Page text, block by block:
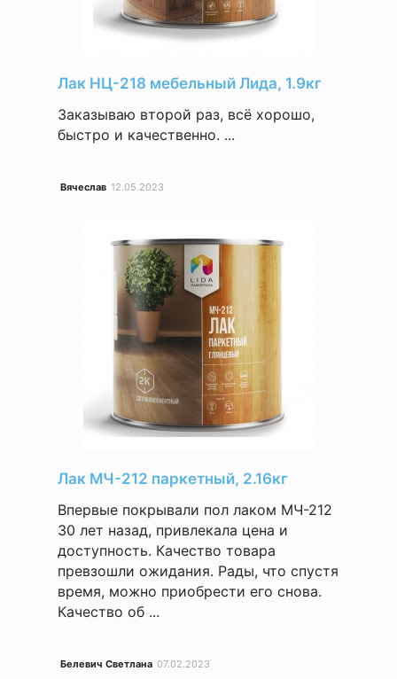
Лак НЦ-218 мебельный Лида, 1.9кг
Заказываю второй раз, всё хорошо,
быстро и качественно. ...
Вячеслав 12.05.2023
Лак МЧ-212 паркетный, 2.16кг
Впервые покрывали пол лаком МЧ-212
30 лет назад, привлекала цена и
доступность. Качество товара
превзошли ожидания. Рады, что спустя
время, можно приобрести его снова.
Качество об ...
Белевич Светлана 07.02.2023